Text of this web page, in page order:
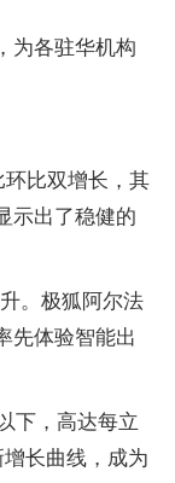
为各驻华机构
比双增长，其
示出了稳健的
。极狐阿尔法
先体验智能出
下，高达每立
长曲线，成为